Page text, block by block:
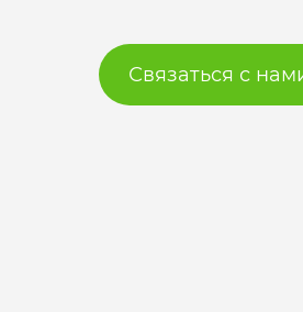
Связаться с